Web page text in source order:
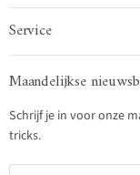
Service
Maandelijkse
Schrijf je in voor onze
tricks.